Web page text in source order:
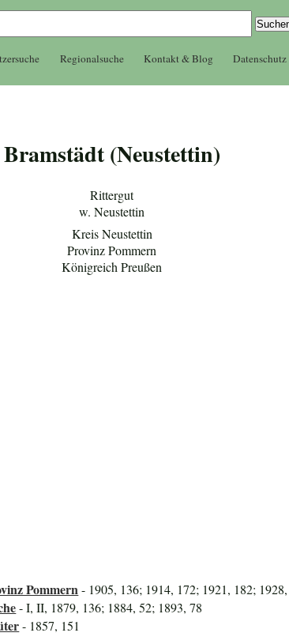
Regionalsuche Kontakt & Blog Datenschutz
Bramstädt (Neustettin)
Rittergut
w. Neustettin
Kreis Neustettin
Provinz Pommern
Königreich Preußen
Pommern- 1905, 136; 1914, 172; 1921, 182;
- I, II, 1879, 136; 1884, 52; 1893, 78
- 1857, 151